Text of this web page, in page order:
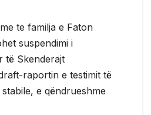
te familja e Faton
suspendimi i
të Skenderajt
raportin e testimit të
e qëndrueshme